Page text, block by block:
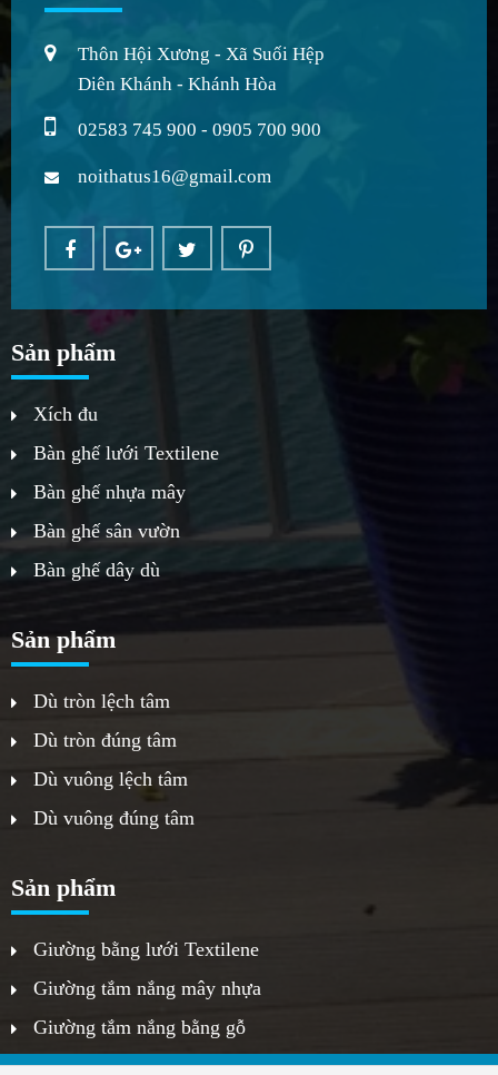
Thôn Hội Xương - Xã Suối Hệp
Diên Khánh - Khánh Hòa
02583 745 900 - 0905 700 900
noithatus16@gmail.com
Sản phẩm
Xích đu
Bàn ghế lưới Textilene
Bàn ghế nhựa mây
Bàn ghế sân vườn
Bàn ghế dây dù
Sản phẩm
Dù tròn lệch tâm
Dù tròn đúng tâm
Dù vuông lệch tâm
Dù vuông đúng tâm
Sản phẩm
Giường bằng lưới Textilene
Giường tắm nắng mây nhựa
Giường tắm nắng bằng gỗ